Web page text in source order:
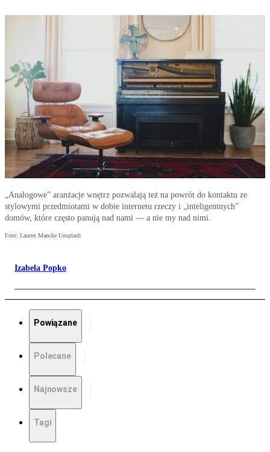
„Analogowe” aranżacje wnętrz pozwalają też na powrót do kontaktu ze
stylowymi przedmiotami w dobie internetu rzeczy i „inteligentnych”
domów, które często panują nad nami — a nie my nad nimi.
Foto: Lauren Mancke Unsplash
Izabela Popko
Powiązane
Polecane
Najnowsze
Tagi